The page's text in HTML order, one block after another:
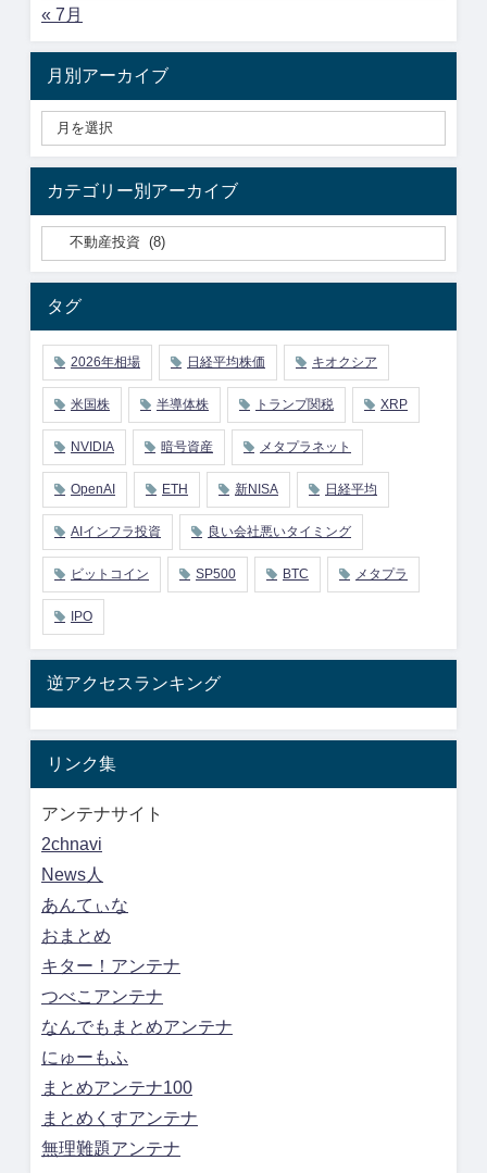
« 7月
月別アーカイブ
カテゴリー別アーカイブ
タグ
2026年相場 日経平均株価 キオクシア
米国株 半導体株 トランプ関税 XRP
NVIDIA 暗号資産 メタプラネット
OpenAI ETH 新NISA 日経平均
AIインフラ投資 良い会社悪いタイミング
ビットコイン SP500 BTC メタプラ
IPO
逆アクセスランキング
リンク集
アンテナサイト
2chnavi
News人
あんてぃな
おまとめ
キター！アンテナ
つべこアンテナ
なんでもまとめアンテナ
にゅーもふ
まとめアンテナ100
まとめくすアンテナ
無理難題アンテナ